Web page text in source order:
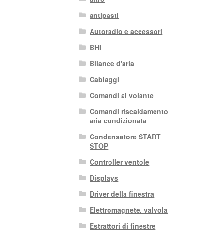
antipasti
Autoradio e accessori
BHI
Bilance d'aria
Cablaggi
Comandi al volante
Comandi riscaldamento
aria condizionata
Condensatore START
STOP
Controller ventole
Displays
Driver della finestra
Elettromagnete. valvola
Estrattori di finestre